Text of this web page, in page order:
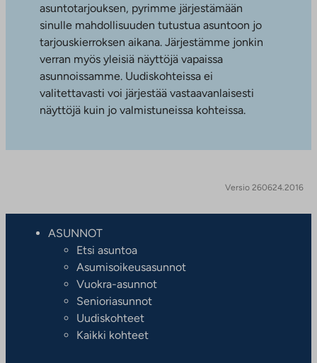
asuntotarjouksen, pyrimme järjestämään
sinulle mahdollisuuden tutustua asuntoon jo
tarjouskierroksen aikana. Järjestämme jonkin
verran myös yleisiä näyttöjä vapaissa
asunnoissamme. Uudiskohteissa ei
valitettavasti voi järjestää vastaavanlaisesti
näyttöjä kuin jo valmistuneissa kohteissa.
Versio 260624.2016
ASUNNOT
Etsi asuntoa
Asumisoikeusasunnot
Vuokra-asunnot
Senioriasunnot
Uudiskohteet
Kaikki kohteet